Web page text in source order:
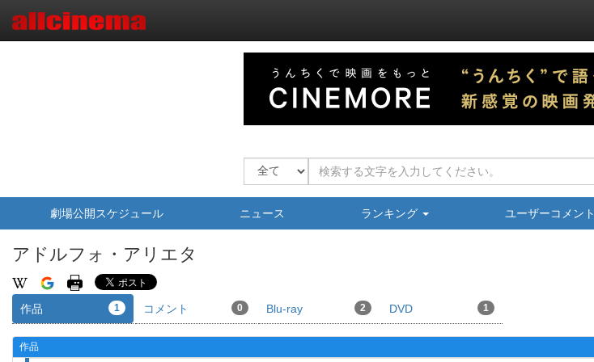
劇場公開スケジュール ニュース ランキング ユーザーコメント
アドルフォ・アリエタ
作品 1 コメント 0 Blu-ray 2 DVD 1
作品